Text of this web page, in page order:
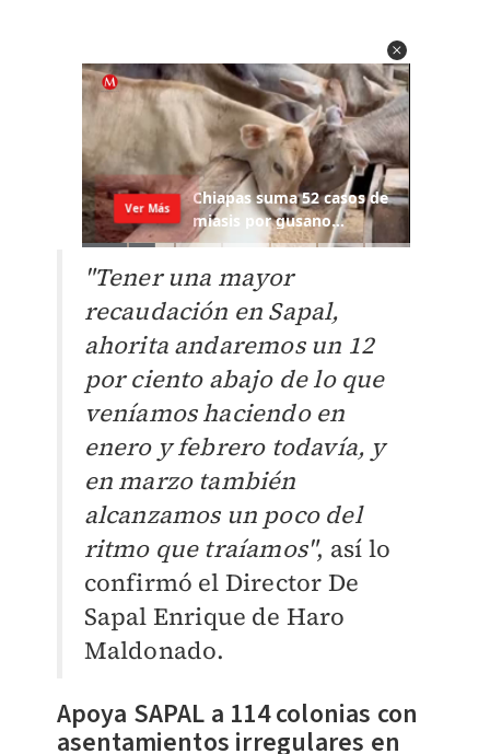
"Tener una mayor
recaudación en Sapal,
ahorita andaremos un 12
por ciento abajo de lo que
veníamos haciendo en
enero y febrero todavía, y
en marzo también
alcanzamos un poco del
ritmo que traíamos", así lo
confirmó el Director De
Sapal Enrique de Haro
Maldonado.
Apoya SAPAL a 114 colonias con
asentamientos irregulares en